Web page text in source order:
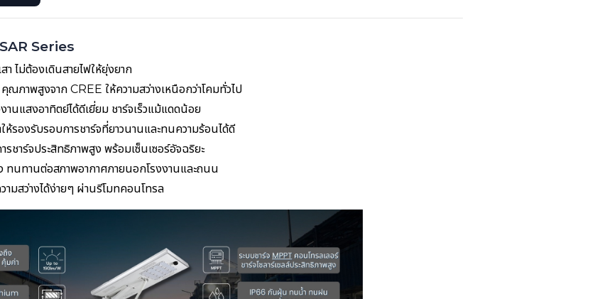
Series
า ไม่ต้องเดินสายไฟให้ยุ่งยาก
ณภาพสูงจาก CREE ให้ความสว่างเหนือกว่าโคมทั่วไป
านแสงอาทิตย์ได้ดีเยี่ยม ชาร์จเร็วแม้แดดน้อย
ห้รองรับรอบการชาร์จที่ยาวนานและทนความร้อนได้ดี
รชาร์จประสิทธิภาพสูง พร้อมเซ็นเซอร์อัจฉริยะ
นทานต่อสภาพอากาศภายนอกโรงงานและถนน
ามสว่างได้ง่ายๆ ผ่านรีโมทคอนโทรล